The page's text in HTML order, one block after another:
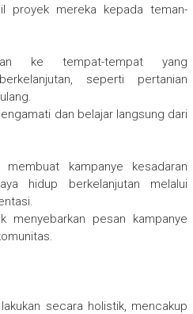
proyek mereka kepada teman-
ke tempat-tempat yang
seperti pertanian
dan belajar langsung dari
kampanye kesadaran
hidup berkelanjutan melalui
menyebarkan pesan kampanye
secara holistik, mencakup